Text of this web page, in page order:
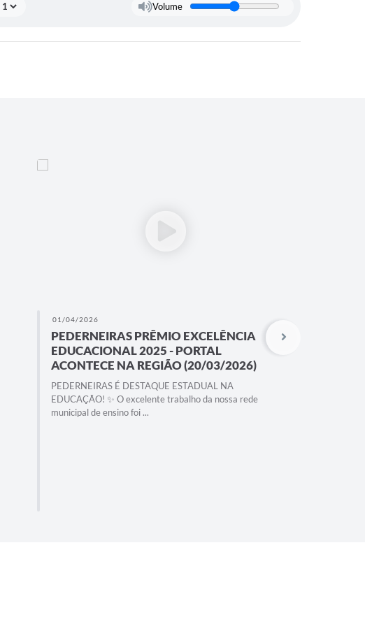
Volume
01/04/2026
PEDERNEIRAS PRÊMIO EXCELÊNCIA
EDUCACIONAL 2025 - PORTAL
ACONTECE NA REGIÃO (20/03/2026)
PEDERNEIRAS É DESTAQUE ESTADUAL NA
EDUCAÇÃO! ✨ O excelente trabalho da nossa rede
municipal de ensino foi ...